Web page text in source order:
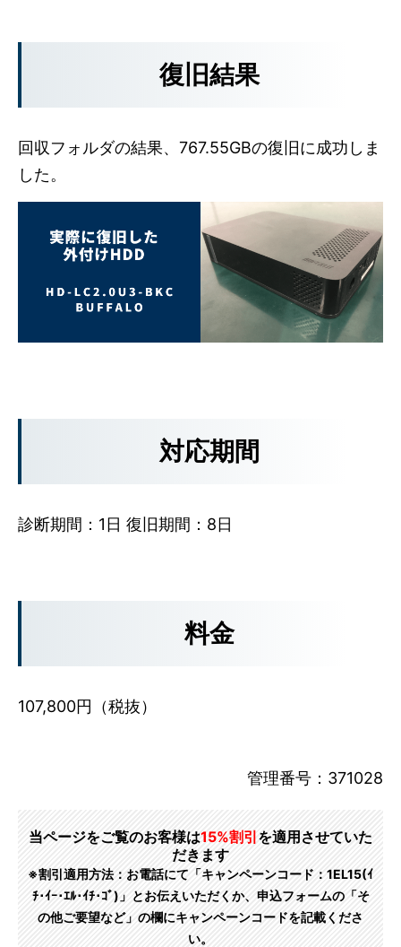
復旧結果
回収フォルダの結果、767.55GBの復旧に成功しま
した。
対応期間
診断期間：1日 復旧期間：8日
料金
107,800円（税抜）
管理番号：371028
当ページをご覧のお客様は15%割引 を適用させていた
だきます
※割引適用方法：お電話にて「キャンペーンコード：1EL15(ｲ
ﾁ･ｲｰ･ｴﾙ･ｲﾁ･ｺﾞ)」とお伝えいただくか、申込フォームの「そ
の他ご要望など」の欄にキャンペーンコードを記載くださ
い。